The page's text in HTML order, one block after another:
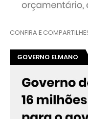
CONFIRA E COMPARTILHE!
GOVERNO ELMANO